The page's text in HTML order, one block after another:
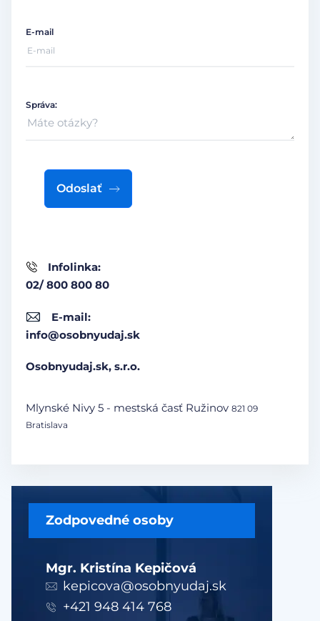
Zodpovedné osoby
Mgr. Kristína Kepičová
kepicova@osobnyudaj.sk
+421 948 414 768
Infolinka:
02/ 800 800 80
E-mail:
info@osobnyudaj.sk
Osobnyudaj.sk, s.r.o.
Mlynské Nivy 5 - mestská časť Ružinov 821 09
Bratislava
E-mail
Správa:
Odoslať